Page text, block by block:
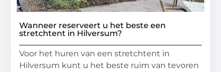
Wanneer reserveert u het beste een
stretchtent in Hilversum?
Voor het huren van een stretchtent in
Hilversum kunt u het beste ruim van tevoren